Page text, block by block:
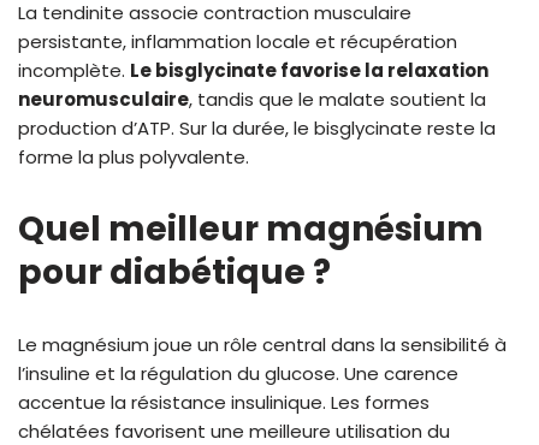
La tendinite associe contraction musculaire
persistante, inflammation locale et récupération
incomplète. Le bisglycinate favorise la relaxation
neuromusculaire, tandis que le malate soutient la
production d’ATP. Sur la durée, le bisglycinate reste la
forme la plus polyvalente.
Quel meilleur magnésium
pour diabétique ?
Le magnésium joue un rôle central dans la sensibilité à
l’insuline et la régulation du glucose. Une carence
accentue la résistance insulinique. Les formes
chélatées favorisent une meilleure utilisation du